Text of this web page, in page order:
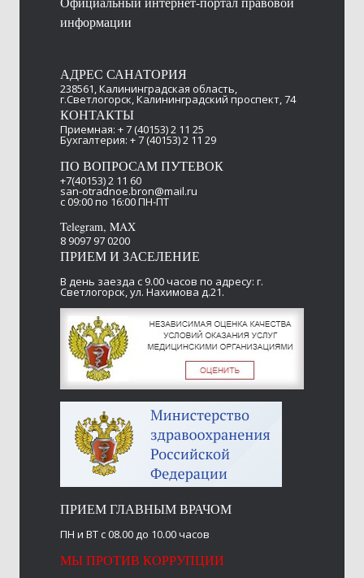
информации
АДРЕС САНАТОРИЯ
238561, Калининградская область,
г.Светлогорск, Калининградский проспект, 74
КОНТАКТЫ
Приемная: + 7 (40153) 2 11 25
Бухгалтерия: + 7 (40153) 2 11 29
ПО ВОПРОСАМ ПУТЕВОК
+7(40153) 2 11 60
san-otradnoe.bron@mail.ru
c 09:00 по 16:00 ПН-ПТ​
Telegram, MAX
8 9097 97 0200
ПРИЕМ И ЗАСЕЛЕНИЕ
В день заезда с 9.00 часов по адресу: г.
Светлогорск, ул. Нахимова д.21.
ПРИЕМ ГЛАВНЫМ ВРАЧОМ
ПН и ВТ с 08.00 до 10.00 часов
МЫ ПРОТИВ КОРРУПЦИИ